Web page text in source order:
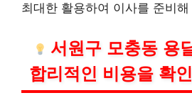
최대한 활용하여 이사를 준비
서원구 모충동 용
합리적인 비용을 확